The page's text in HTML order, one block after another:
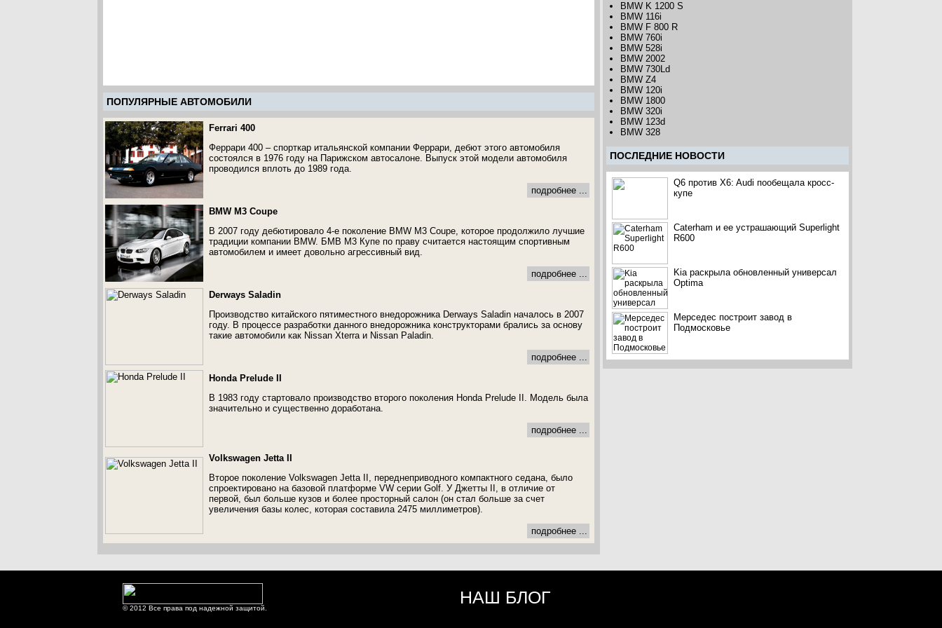
ПОПУЛЯРНЫЕ АВТОМОБИЛИ
Ferrari 400
Феррари 400 – спорткар итальянской компании Феррари, дебют этого автомобиля
состоялся в 1976 году на Парижском автосалоне. Выпуск этой модели автомобиля
проводился вплоть до 1989 года.
подробнее ...
BMW M3 Coupe
В 2007 году дебютировало 4-е поколение BMW M3 Coupe, которое продолжило лучшие
традиции компании BMW. БМВ M3 Купе по праву считается настоящим спортивным
автомобилем и имеет довольно агрессивный вид.
подробнее ...
Derways Saladin
Производство китайского пятиместного внедорожника Derways Saladin началось в 2007
году. В процессе разработки данного внедорожника конструкторами брались за основу
такие автомобили как Nissan Хterra и Nissan Paladin.
подробнее ...
Honda Prelude II
В 1983 году стартовало производство второго поколения Honda Prelude II. Модель была
значительно и существенно доработана.
подробнее ...
Volkswagen Jetta II
Второе поколение Volkswagen Jetta II, переднеприводного компактного седана, было
спроектировано на базовой платформе VW серии Golf. У Джетты II, в отличие от
первой, был больше кузов и более просторный салон (он стал больше за счет
увеличения базы колес, которая составила 2475 миллиметров).
подробнее ...
BMW K 1200 S
BMW 116i
BMW F 800 R
BMW 760i
BMW 528i
BMW 2002
BMW 730Ld
BMW Z4
BMW 120i
BMW 1800
BMW 320i
BMW 123d
BMW 328
ПОCЛЕДНИЕ НОВОСТИ
Q6 против X6: Audi пообещала кросс-
купе
Caterham и ее устрашающий Superlight
R600
Kia раскрыла обновленный универсал
Optima
Мерседес построит завод в
Подмосковье
© 2012 Все права под надежной защитой.
НАШ БЛОГ